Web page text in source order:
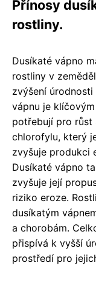
Přínosy
rostliny.
Dusíkaté vápno
rostliny v
zvýšení
vápnu je
potřebují pro růst
chlorofylu, který
zvyšuje produkci
Dusíkaté vápno
zvyšuje její
riziko eroze.
dusíkatým
a chorobám.
přispívá k vyšší
prostředí pro